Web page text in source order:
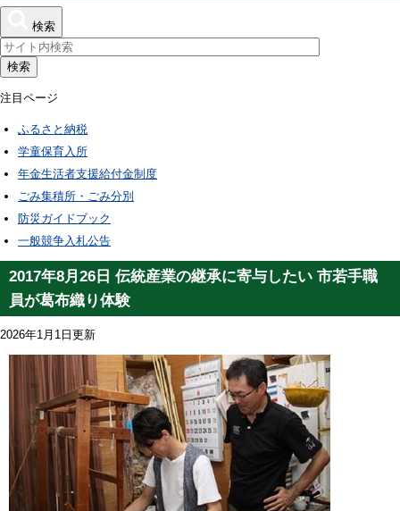
検索
検索
注目ページ
ふるさと納税
学童保育入所
年金生活者支援給付金制度
ごみ集積所・ごみ分別
防災ガイドブック
一般競争入札公告
2017年8月26日 伝統産業の継承に寄与したい 市若手職
員が葛布織り体験
2026年1月1日更新